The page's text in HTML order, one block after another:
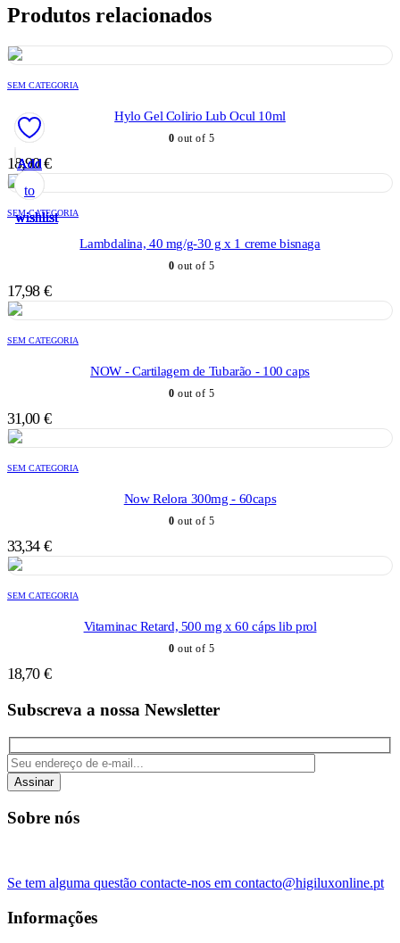
Produtos relacionados
Add
to
wishlist
SEM CATEGORIA
Hylo Gel Colirio Lub Ocul 10ml
0 out of 5
18,90€
Add
to
wishlist
SEM CATEGORIA
Lambdalina, 40 mg/g-30 g x 1 creme bisnaga
0 out of 5
17,98 €
Add
to
wishlist
SEM CATEGORIA
NOW - Cartilagem de Tubarão - 100 caps
0 out of 5
31,00 €
Add
to
wishlist
SEM CATEGORIA
Now Relora 300mg - 60caps
0 out of 5
33,34 €
Add
to
wishlist
SEM CATEGORIA
Vitaminac Retard, 500 mg x 60 cáps lib prol
0 out of 5
18,70 €
Subscreva a nossa Newsletter
Assinar
Sobre nós
Se tem alguma questão contacte-nos em contacto@higiluxonline.pt
Informações